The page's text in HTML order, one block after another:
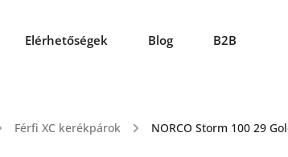
Elérhetőségek Blog B2B
Férfi XC kerékpárok / NORCO Storm 100 29